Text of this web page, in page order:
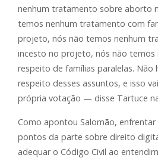
nenhum tratamento sobre aborto
temos nenhum tratamento com
projeto, nós não temos nenhum
incesto no projeto, nós não
respeito de famílias paralelas. Não
respeito desses assuntos, e isso
própria votação — disse Tartuce
Como apontou Salomão, enfrentar
pontos da parte sobre direito
adequar o Código Civil ao